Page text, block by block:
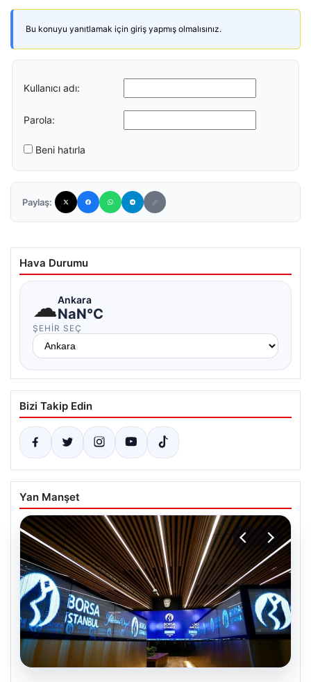
Bu konuyu yanıtlamak için giriş yapmış olmalısınız.
Kullanıcı adı:
Parola:
Beni hatırla
Paylaş:
Hava Durumu
☁Ankara
NaN°C
ŞEHIR SEÇ
Bizi Takip Edin
Yan Manşet